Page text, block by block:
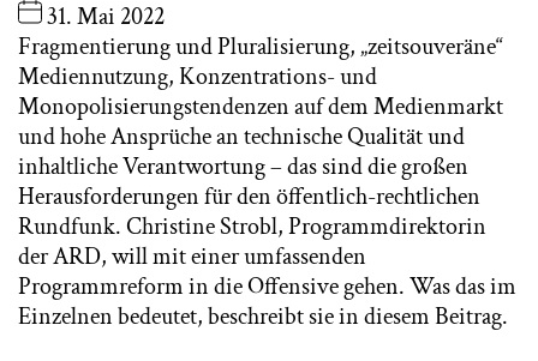
31. Mai 2022
Fragmentierung und Pluralisierung, „zeitsouveräne“
Mediennutzung, Konzentrations- und
Monopolisierungstendenzen auf dem Medienmarkt
und hohe Ansprüche an technische Qualität und
inhaltliche Verantwortung – das sind die großen
Herausforderungen für den öffentlich-rechtlichen
Rundfunk. Christine Strobl, Programmdirektorin
der ARD, will mit einer umfassenden
Programmreform in die Offensive gehen. Was das im
Einzelnen bedeutet, beschreibt sie in diesem Beitrag.